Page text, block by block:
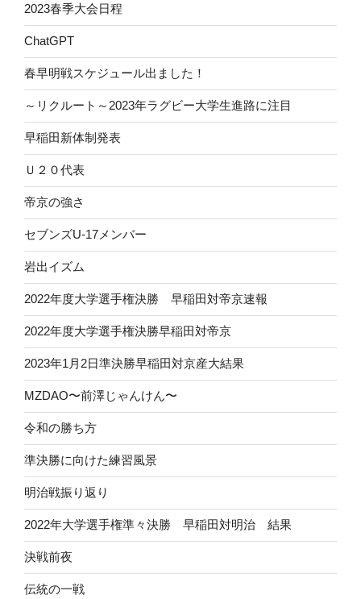
2023春季大会日程
ChatGPT
春早明戦スケジュール出ました！
～リクルート～2023年ラグビー大学生進路に注目
早稲田新体制発表
Ｕ２０代表
帝京の強さ
セブンズU-17メンバー
岩出イズム
2022年度大学選手権決勝 早稲田対帝京速報
2022年度大学選手権決勝早稲田対帝京
2023年1月2日準決勝早稲田対京産大結果
MZDAO〜前澤じゃんけん〜
令和の勝ち方
準決勝に向けた練習風景
明治戦振り返り
2022年大学選手権準々決勝 早稲田対明治 結果
決戦前夜
伝統の一戦